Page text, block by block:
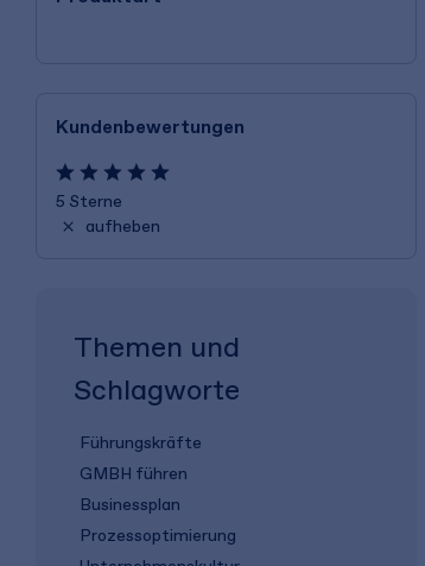
Kundenbewertungen
5 Sterne
aufheben
Themen und
Schlagworte
Führungskräfte
GMBH führen
Businessplan
Prozessoptimierung